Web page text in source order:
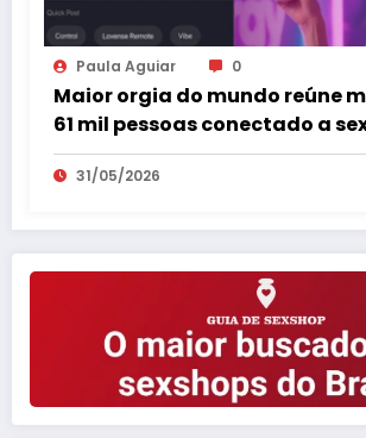
Paula Aguiar 0
Maior orgia do mundo reúne
61 mil pessoas conectado a
31/05/2026